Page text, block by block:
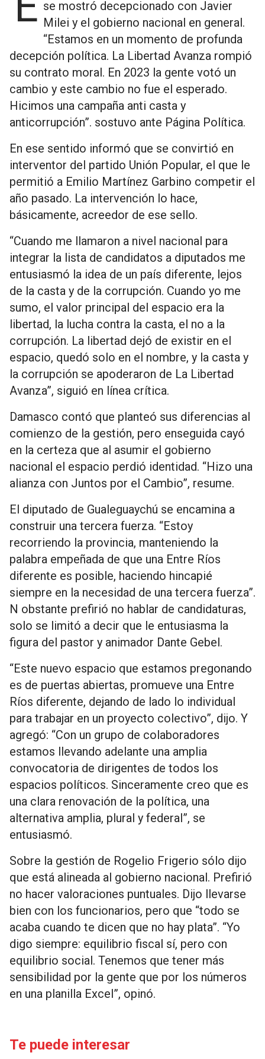
se mostró decepcionado con Javier
Milei y el gobierno nacional en general.
“Estamos en un momento de profunda
decepción política. La Libertad Avanza rompió
su contrato moral. En 2023 la gente votó un
cambio y este cambio no fue el esperado.
Hicimos una campaña anti casta y
anticorrupción”. sostuvo ante Página Política.
En ese sentido informó que se convirtió en
interventor del partido Unión Popular, el que le
permitió a Emilio Martínez Garbino competir el
año pasado. La intervención lo hace,
básicamente, acreedor de ese sello.
“Cuando me llamaron a nivel nacional para
integrar la lista de candidatos a diputados me
entusiasmó la idea de un país diferente, lejos
de la casta y de la corrupción. Cuando yo me
sumo, el valor principal del espacio era la
libertad, la lucha contra la casta, el no a la
corrupción. La libertad dejó de existir en el
espacio, quedó solo en el nombre, y la casta y
la corrupción se apoderaron de La Libertad
Avanza”, siguió en línea crítica.
Damasco contó que planteó sus diferencias al
comienzo de la gestión, pero enseguida cayó
en la certeza que al asumir el gobierno
nacional el espacio perdió identidad. “Hizo una
alianza con Juntos por el Cambio”, resume.
El diputado de Gualeguaychú se encamina a
construir una tercera fuerza. “Estoy
recorriendo la provincia, manteniendo la
palabra empeñada de que una Entre Ríos
diferente es posible, haciendo hincapié
siempre en la necesidad de una tercera fuerza”.
N obstante prefirió no hablar de candidaturas,
solo se limitó a decir que le entusiasma la
figura del pastor y animador Dante Gebel.
“Este nuevo espacio que estamos pregonando
es de puertas abiertas, promueve una Entre
Ríos diferente, dejando de lado lo individual
para trabajar en un proyecto colectivo”, dijo. Y
agregó: “Con un grupo de colaboradores
estamos llevando adelante una amplia
convocatoria de dirigentes de todos los
espacios políticos. Sinceramente creo que es
una clara renovación de la política, una
alternativa amplia, plural y federal”, se
entusiasmó.
Sobre la gestión de Rogelio Frigerio sólo dijo
que está alineada al gobierno nacional. Prefirió
no hacer valoraciones puntuales. Dijo llevarse
bien con los funcionarios, pero que “todo se
acaba cuando te dicen que no hay plata”. “Yo
digo siempre: equilibrio fiscal sí, pero con
equilibrio social. Tenemos que tener más
sensibilidad por la gente que por los números
en una planilla Excel”, opinó.
Te puede interesar